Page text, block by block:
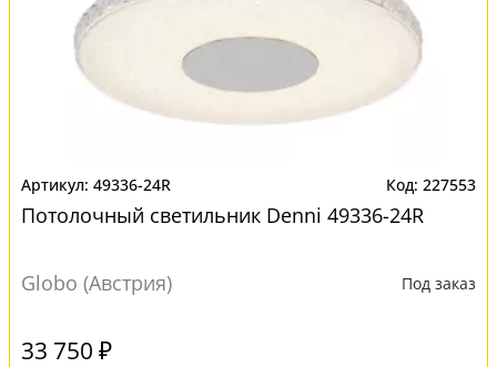
49336-24R 227553
Потолочный светильник Denni 49336-24R
Globo (Австрия) Под заказ
33 750 ₽